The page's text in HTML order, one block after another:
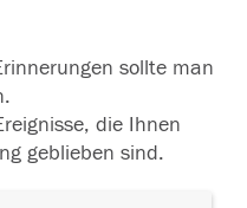
sollte man
die Ihnen
geblieben sind.